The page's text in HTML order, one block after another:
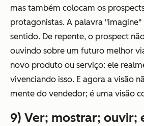
mas também colocam os
protagonistas. A palavra "imagine"
sentido. De repente, o prospect
ouvindo sobre um futuro melhor
novo produto ou serviço: ele
vivenciando isso. E agora a visão
mente do vendedor; é uma visão
9) Ver; mostrar; ouvir;